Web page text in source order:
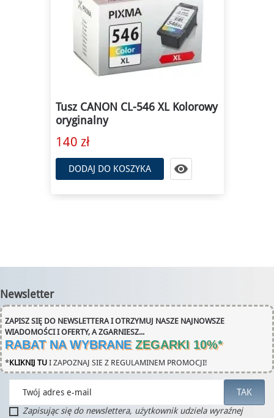
Tusz CANON CL-546 XL Kolorowy
oryginalny
140 zł
DODAJ DO KOSZYKA 
Newsletter
ZAPISZ SIĘ DO NEWSLETTERA I OTRZYMUJ NASZE NAJNOWSZE
WIADOMOŚCI I OFERTY, A ZGARNIESZ...
RABAT NA WYBRANE ZEGARKI 10%*
*KLIKNIJ TU I ZAPOZNAJ SIE Z REGULAMINEM PROMOCJI!
Zapisując się do newslettera, użytkownik udziela wyraźnej